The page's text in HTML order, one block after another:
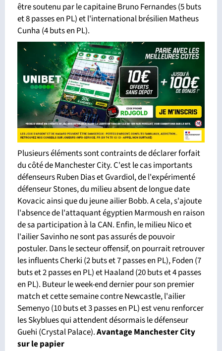
être soutenu par le capitaine Bruno Fernandes (5 buts
et 8 passes en PL) et l'international brésilien Matheus
Cunha (4 buts en PL).
Plusieurs éléments sont contraints de déclarer forfait
du côté de Manchester City. C'est le cas importants
défenseurs Ruben Dias et Gvardiol, de l'expérimenté
défenseur Stones, du milieu absent de longue date
Kovacic ainsi que du jeune ailier Bobb. A cela, s'ajoute
l'absence de l'attaquant égyptien Marmoush en raison
de sa participation à la CAN. Enfin, le milieu Nico et
l'ailier Savinho ne sont pas assurés de pouvoir
postuler. Dans le secteur offensif, on pourrait retrouver
les influents Cherki (2 buts et 7 passes en PL), Foden (7
buts et 2 passes en PL) et Haaland (20 buts et 4 passes
en PL). Buteur le week-end dernier pour son premier
match et cette semaine contre Newcastle, l'ailier
Semenyo (10 buts et 3 passes en PL) est venu renforcer
les Skyblues qui attendent désormais le défenseur
Guehi (Crystal Palace).Avantage Manchester City
sur le papier